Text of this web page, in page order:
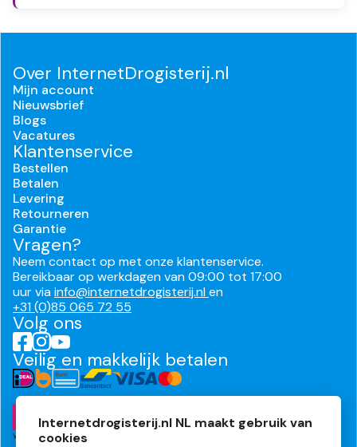
Over InternetDrogisterij.nl
Mijn account
Nieuwsbrief
Blogs
Vacatures
Klantenservice
Bestellen
Betalen
Levering
Retourneren
Garantie
Vragen?
Neem contact op met onze klantenservice.
Bereikbaar op werkdagen van 09:00 tot 17:00
uur viainfo@internetdrogisterij.nlen
+31 (0)85 065 72 55
Volg ons
Veilig en makkelijk betalen
Internetdrogisterij.nl NL maakt gebruik van
cookies